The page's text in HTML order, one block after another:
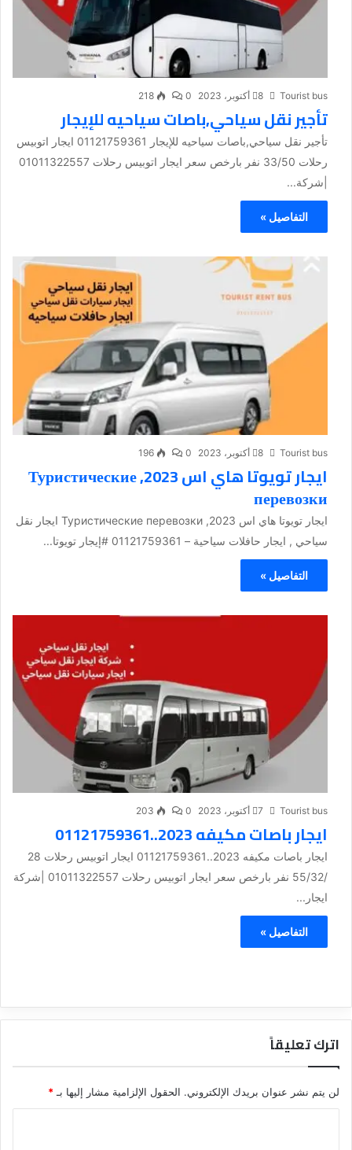
Tourist bus 8 أكتوبر، 2023 0
218
تأجير نقل سياحي,باصات سياحيه للإيجار
تأجير نقل سياحي,باصات سياحيه للإيجار 01121759361 ايجار اتوبيس
رحلات 33/50 نفر بارخص سعر ايجار اتوبيس رحلات 01011322557
|شركة...
التفاصيل »
Tourist bus 8 أكتوبر، 2023 0
196
ايجار تويوتا هاي اس 2023, Туристические
перевозки
ايجار تويوتا هاي اس 2023, Туристические перевозки ايجار نقل
سياحي , ايجار حافلات سياحية – 01121759361 #إيجار تويوتا...
التفاصيل »
Tourist bus 7 أكتوبر، 2023 0
203
ايجار باصات مكيفه 2023..01121759361
ايجار باصات مكيفه 2023..01121759361 ايجار اتوبيس رحلات 28
/55/32 نفر بارخص سعر ايجار اتوبيس رحلات 01011322557 |شركة
ايجار...
التفاصيل »
اترك تعليقاً
لن يتم نشر عنوان بريدك الإلكتروني. الحقول الإلزامية مشار إليها بـ *